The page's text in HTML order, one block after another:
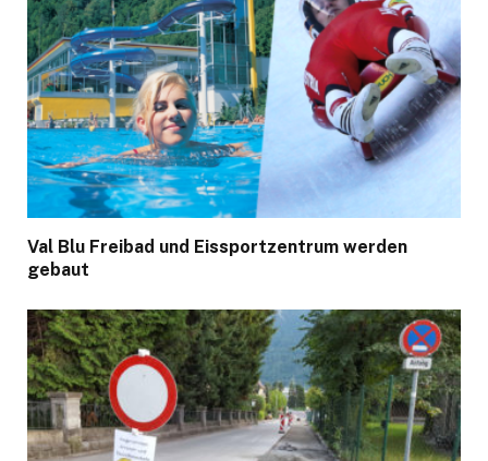
Val Blu Freibad und Eissportzentrum werden
gebaut